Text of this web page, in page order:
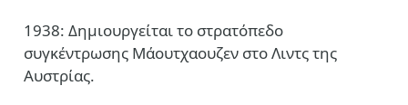
1938: Δημιουργείται το στρατόπεδο
συγκέντρωσης Μάουτχαουζεν στο Λιντς της
Αυστρίας.